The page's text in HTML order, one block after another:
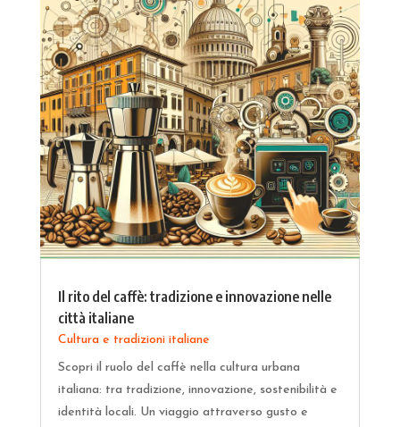
Il rito del caffè: tradizione e innovazione nelle
città italiane
Cultura e tradizioni italiane
Scopri il ruolo del caffè nella cultura urbana
italiana: tra tradizione, innovazione, sostenibilità e
identità locali. Un viaggio attraverso gusto e